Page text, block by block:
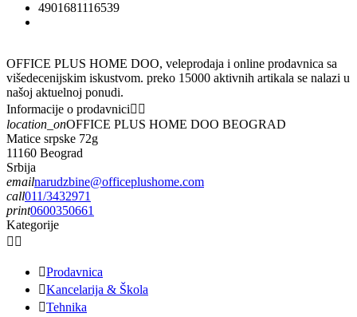
OFFICE PLUS HOME DOO, veleprodaja i online prodavnica sa
višedecenijskim iskustvom. preko 15000 aktivnih artikala se nalazi u
našoj aktuelnoj ponudi.
Informacije o prodavnici 
location_onOFFICE PLUS HOME DOO BEOGRAD
Matice srpske 72g
11160 Beograd
Srbija
emailnarudzbine@officeplushome.com
call011/3432971
print0600350661
Kategorije
 
Prodavnica
Kancelarija & Škola
Tehnika